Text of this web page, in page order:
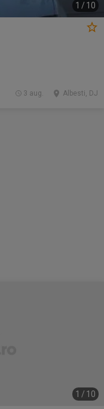
1 / 10
Albesti, DJ
3 aug.
1 / 10